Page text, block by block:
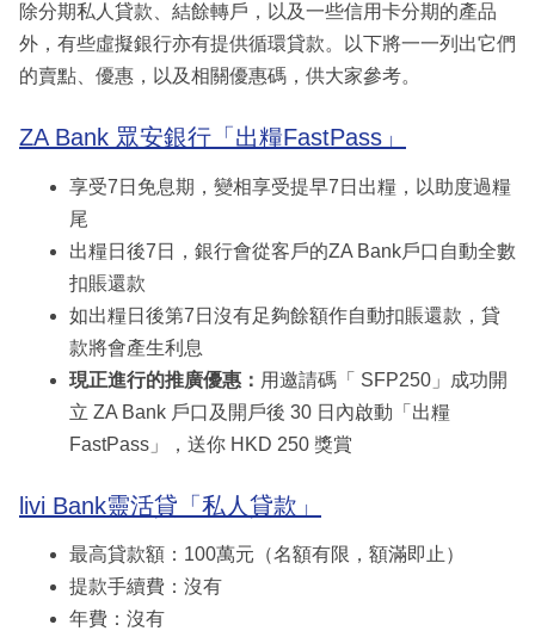
除分期私人貸款、結餘轉戶，以及一些信用卡分期的產品
外，有些虛擬銀行亦有提供循環貸款。以下將一一列出它們
的賣點、優惠，以及相關優惠碼，供大家參考。
ZA Bank 眾安銀行「出糧FastPass」
享受7日免息期，變相享受提早7日出糧，以助度過糧
尾
出糧日後7日，銀行會從客戶的ZA Bank戶口自動全數
扣賬還款
如出糧日後第7日沒有足夠餘額作自動扣賬還款，貸
款將會產生利息
現正進行的推廣優惠： 用邀請碼「 SFP250」成功開
立 ZA Bank 戶口及開戶後 30 日內啟動「出糧
FastPass」，送你 HKD 250 獎賞
livi Bank靈活貸「私人貸款」
最高貸款額：100萬元（名額有限，額滿即止）
提款手續費：沒有
年費：沒有